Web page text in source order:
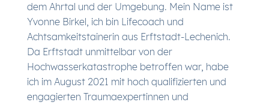
dem Ahrtal und der Umgebung. Mein Name ist
Yvonne Birkel, ich bin Lifecoach und
Achtsamkeitstainerin aus Erftstadt-Lechenich.
Da Erftstadt unmittelbar von der
Hochwasserkatastrophe betroffen war, habe
ich im August 2021 mit hoch qualifizierten und
engagierten Traumaexpertinnen und